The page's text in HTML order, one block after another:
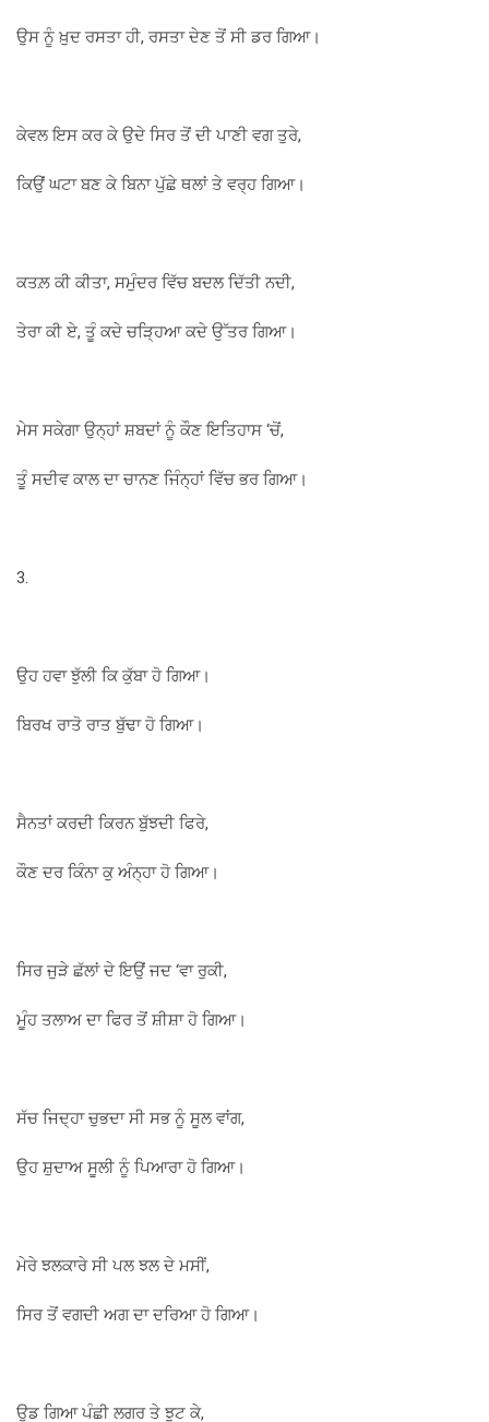
ਉਸ ਨੂੰ ਖ਼ੁਦ ਰਸਤਾ ਹੀ, ਰਸਤਾ ਦੇਣ ਤੋਂ ਸੀ ਡਰ ਗਿਆ।
ਕੇਵਲ ਇਸ ਕਰ ਕੇ ਉਦੇ ਸਿਰ ਤੋਂ ਦੀ ਪਾਣੀ ਵਗ ਤੁਰੇ,
ਕਿਉਂ ਘਟਾ ਬਣ ਕੇ ਬਿਨਾ ਪੁੱਛੇ ਥਲਾਂ ਤੇ ਵਰ੍ਹ ਗਿਆ।
ਕਤਲ਼ ਕੀ ਕੀਤਾ, ਸਮੁੰਦਰ ਵਿੱਚ ਬਦਲ ਦਿੱਤੀ ਨਦੀ,
ਤੇਰਾ ਕੀ ਏ, ਤੂੰ ਕਦੇ ਚੜ੍ਹਿਆ ਕਦੇ ਉੱਤਰ ਗਿਆ।
ਮੇਸ ਸਕੇਗਾ ਉਨ੍ਹਾਂ ਸ਼ਬਦਾਂ ਨੂੰ ਕੌਣ ਇਤਿਹਾਸ ‘ਚੋਂ,
ਤੂੰ ਸਦੀਵ ਕਾਲ ਦਾ ਚਾਨਣ ਜਿੰਨ੍ਹਾਂ ਵਿੱਚ ਭਰ ਗਿਆ।
3.
ਉਹ ਹਵਾ ਝੁੱਲੀ ਕਿ ਕੁੱਬਾ ਹੋ ਗਿਆ।
ਬਿਰਖ ਰਾਤੋ ਰਾਤ ਬੁੱਢਾ ਹੋ ਗਿਆ।
ਸੈਨਤਾਂ ਕਰਦੀ ਕਿਰਨ ਬੁੱਝਦੀ ਫਿਰੇ,
ਕੌਣ ਦਰ ਕਿੰਨਾ ਕੁ ਅੰਨ੍ਹਾ ਹੋ ਗਿਆ।
ਸਿਰ ਜੁੜੇ ਛੱਲਾਂ ਦੇ ਇਉਂ ਜਦ ‘ਵਾ ਰੁਕੀ,
ਮੂੰਹ ਤਲਾਅ ਦਾ ਫਿਰ ਤੋਂ ਸ਼ੀਸ਼ਾ ਹੋ ਗਿਆ।
ਸੱਚ ਜਿਦ੍ਹਾ ਚੁਭਦਾ ਸੀ ਸਭ ਨੂੰ ਸੂਲ ਵਾਂਗ,
ਉਹ ਸ਼ੁਦਾਅ ਸੂਲੀ ਨੂੰ ਪਿਆਰਾ ਹੋ ਗਿਆ।
ਮੇਰੇ ਝਲਕਾਰੇ ਸੀ ਪਲ ਝਲ ਦੇ ਮਸੀਂ,
ਸਿਰ ਤੋਂ ਵਗਦੀ ਅਗ ਦਾ ਦਰਿਆ ਹੋ ਗਿਆ।
ਉਡ ਗਿਆ ਪੰਛੀ ਲਗਰ ਤੇ ਝੂਟ ਕੇ,